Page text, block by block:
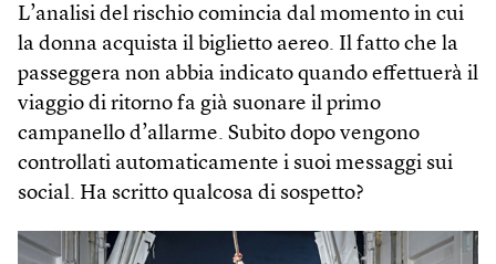
L’analisi del rischio comincia dal momento in cui
la donna acquista il biglietto aereo. Il fatto che la
passeggera non abbia indicato quando effettuerà il
viaggio di ritorno fa già suonare il primo
campanello d’allarme. Subito dopo vengono
controllati automaticamente i suoi messaggi sui
social. Ha scritto qualcosa di sospetto?